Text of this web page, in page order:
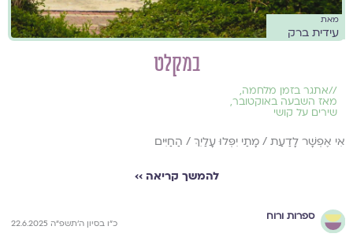
מאת
עידית ברק
במקלט
//אתגר בזמן מלחמה,
מאז השבעה באוקטובר,
שירים על קושי
אִי אֶפְשָׁר לָדַעַת / מָתַי יִפְּלוּ עָלַיִךְ / הַחַיִּים
להמשך קריאה ››
ספרות ורוח
כ״ו בסיון ה׳תשפ״ה 22.6.2025